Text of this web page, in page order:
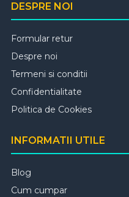
DESPRE NOI
Formular retur
Despre noi
Termeni si conditii
Confidentialitate
Politica de Cookies
INFORMATII UTILE
Blog
Cum cumpar